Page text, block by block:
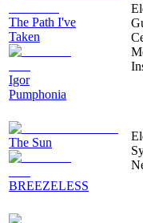
The Path I've
Taken
Igor
Pumphonia
The Sun
BREEZELESS